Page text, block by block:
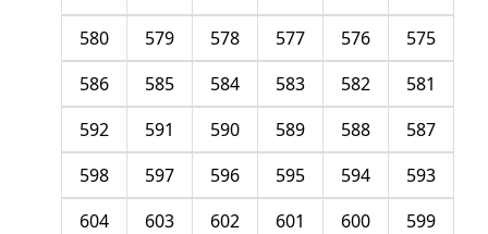
575
576
577
578
579
580
581
582
583
584
585
586
587
588
589
590
591
592
593
594
595
596
597
598
599
600
601
602
603
604